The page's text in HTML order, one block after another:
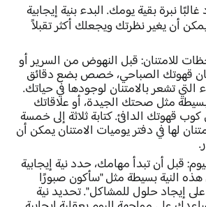
نبرة بقية يومك. البدء بنية إيجابية
أن يغير نظرتك ويجعلك أكثر تقبلاً
للامتنان:قبل النهوض من السرير أو
قهوتك الصباحي، خصص بضع دقائق
التي تشعر بالامتنان لوجودها في حياتك.
مثل صحتك الجيدة، أو علاقاتك
قهوتك الدافئ. كتابة ثلاثة إلى خمسة
لها في دفتر يوميات الامتنان يمكن أن
قبل أن تبدأ مهامك، حدد نية إيجابية
النية بسيطة مثل "سأكون صبورًا
على إيجاد حلول للمشاكل". تحديد نية